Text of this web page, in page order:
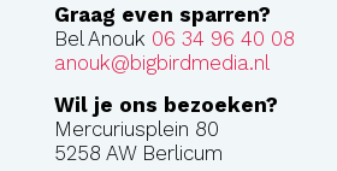
Graag even sparren?
Bel Anouk 06 34 96 40 08
anouk@bigbirdmedia.nl
Wil je ons bezoeken?
Mercuriusplein 80
5258 AW Berlicum